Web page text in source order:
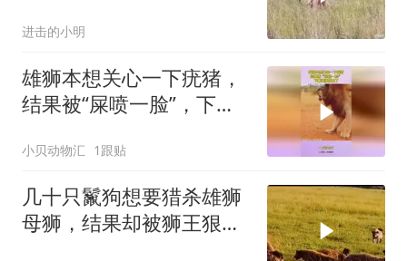
进击的小明
雄狮本想关心一下疣猪，
结果被“屎喷一脸”，下幕
小贝动物汇 1跟贴
几十只鬣狗想要猎杀雄狮
母狮，结果却被狮王狠狠